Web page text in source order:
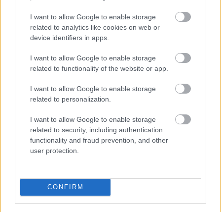
I want to allow Google to enable storage
related to analytics like cookies on web or
device identifiers in apps.
I want to allow Google to enable storage
related to functionality of the website or app.
I want to allow Google to enable storage
related to personalization.
I want to allow Google to enable storage
related to security, including authentication
functionality and fraud prevention, and other
user protection.
CONFIRM
Κάρτα Αγρότη: Τι αλλάζει από τις 28
Αυγούστου